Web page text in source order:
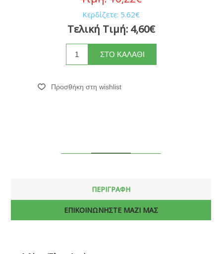
Κερδίζετε: 5.62€
Τελική Τιμή: 4,60€
ΠΕΡΙΓΡΑΦΗ
ΕΠΙΚΟΙΝΩΝΗΣΤΕ ΜΑΖΙ ΜΑΣ